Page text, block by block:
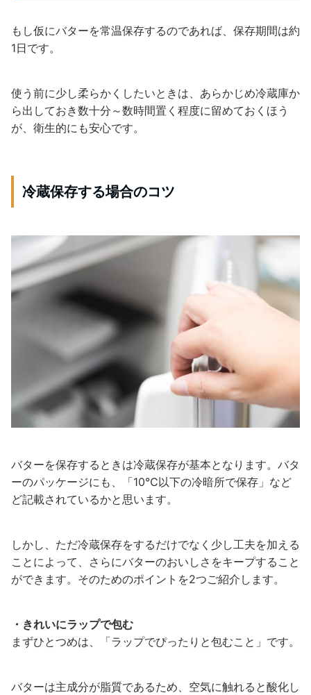
もし仮にバターを常温保存するのであれば、保存期間は約
1日です。
使う前に少し柔らかくしたいときは、あらかじめ冷蔵庫か
ら出しておき数十分～数時間置く程度に留めておくほう
が、衛生的にも安心です。
冷蔵保存する場合のコツ
バターを保存するときは冷蔵保存が基本となります。バタ
ーのパッケージにも、「10℃以下の冷暗所で保存」など
ど記載されているかと思います。
しかし、ただ冷蔵保存をするだけでなく少し工夫を加える
ことによって、さらにバターのおいしさをキープすること
ができます。そのためのポイントを2つご紹介します。
・きれいにラップで包む
まずひとつめは、「ラップでぴったりと包むこと」です。
バターは主成分が脂質であるため、空気に触れると酸化し